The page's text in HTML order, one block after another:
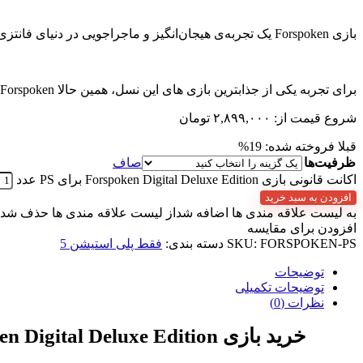
بازی Forspoken یک تجربه‌ی هیجان‌انگیز و ماجراجویی در دنیای فانتزی است. با گرافیک زیبا، سیستم حرکت بسیار روان و لذت بخش یکی از برترین بازی‌های اکشن و نقش‌آفرینی نسل نهم میباشد.
برای تجربه یکی از جذابترین بازی‌ های این نسل، همین حالا Forspoken از سایت خود لکسا شاپ برای خود یا دوستانتان سفارش دهید!
شروع قیمت از: ۲,۸۹۹,۰۰۰ تومان
قبلا فروخته شده: 19%
ظرفیت‌ها
صاف
اکانت قانونی بازی Forspoken Digital Deluxe Edition برای PS عدد
افزودن به سبد خرید
به لیست علاقه مندی ها اضافه شد از لیست علاقه مندی ها حذف شد
افزودن برای مقایسه
SKU: FORSPOKEN-PS دسته بندی: فقط پلی‌ استیشن 5
توضیحات
توضیحات تکمیلی
نظرات (0)
خرید بازی Forspoken Digital Deluxe Edition – فورسپوکن ترکیب رویا و واقعیت توسط سازندگان اصلی فاینال فنتزی!